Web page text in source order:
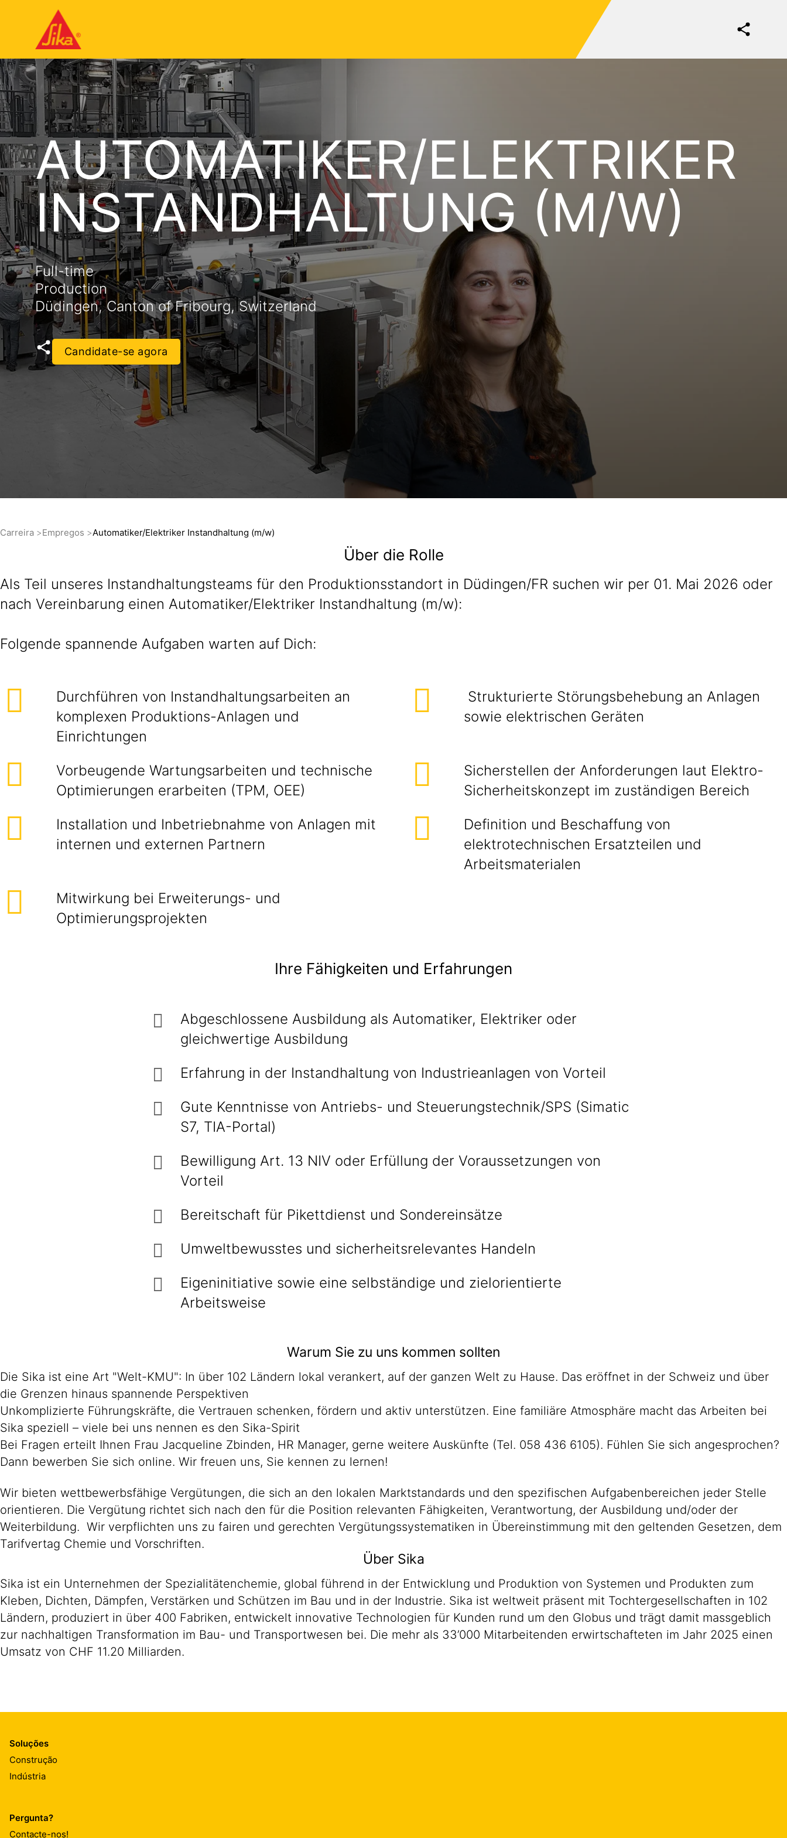
AUTOMATIKER/ELEKTRIKER
INSTANDHALTUNG (M/W)
Full-time
Production
Düdingen, Canton of Fribourg, Switzerland
Candidate-se agora
Carreira Empregos Automatiker/Elektriker Instandhaltung (m/w)
Über die Rolle
Als Teil unseres Instandhaltungsteams für den Produktionsstandort in Düdingen/FR suchen wir per 01. Mai 2026 oder
nach Vereinbarung einen Automatiker/Elektriker Instandhaltung (m/w):
Folgende spannende Aufgaben warten auf Dich:
Durchführen von Instandhaltungsarbeiten an
komplexen Produktions-Anlagen und
Einrichtungen
Strukturierte Störungsbehebung an Anlagen
sowie elektrischen Geräten
Vorbeugende Wartungsarbeiten und technische
Optimierungen erarbeiten (TPM, OEE)
Sicherstellen der Anforderungen laut Elektro-
Sicherheitskonzept im zuständigen Bereich
Installation und Inbetriebnahme von Anlagen mit
internen und externen Partnern
Definition und Beschaffung von
elektrotechnischen Ersatzteilen und
Arbeitsmaterialen
Mitwirkung bei Erweiterungs- und
Optimierungsprojekten
Ihre Fähigkeiten und Erfahrungen
Abgeschlossene Ausbildung als Automatiker, Elektriker oder
gleichwertige Ausbildung
Erfahrung in der Instandhaltung von Industrieanlagen von Vorteil
Gute Kenntnisse von Antriebs- und Steuerungstechnik/SPS (Simatic
S7, TIA-Portal)
Bewilligung Art. 13 NIV oder Erfüllung der Voraussetzungen von
Vorteil
Bereitschaft für Pikettdienst und Sondereinsätze
Umweltbewusstes und sicherheitsrelevantes Handeln
Eigeninitiative sowie eine selbständige und zielorientierte
Arbeitsweise
Warum Sie zu uns kommen sollten
Die Sika ist eine Art "Welt-KMU": In über 102 Ländern lokal verankert, auf der ganzen Welt zu Hause. Das eröffnet in der Schweiz und über
die Grenzen hinaus spannende Perspektiven
Unkomplizierte Führungskräfte, die Vertrauen schenken, fördern und aktiv unterstützen. Eine familiäre Atmosphäre macht das Arbeiten bei
Sika speziell – viele bei uns nennen es den Sika-Spirit
Bei Fragen erteilt Ihnen Frau Jacqueline Zbinden, HR Manager, gerne weitere Auskünfte (Tel. 058 436 6105). Fühlen Sie sich angesprochen?
Dann bewerben Sie sich online. Wir freuen uns, Sie kennen zu lernen!
Wir bieten wettbewerbsfähige Vergütungen, die sich an den lokalen Marktstandards und den spezifischen Aufgabenbereichen jeder Stelle
orientieren. Die Vergütung richtet sich nach den für die Position relevanten Fähigkeiten, Verantwortung, der Ausbildung und/oder der
Weiterbildung. Wir verpflichten uns zu fairen und gerechten Vergütungssystematiken in Übereinstimmung mit den geltenden Gesetzen, dem
Tarifvertag Chemie und Vorschriften.
Über Sika
Sika ist ein Unternehmen der Spezialitätenchemie, global führend in der Entwicklung und Produktion von Systemen und Produkten zum
Kleben, Dichten, Dämpfen, Verstärken und Schützen im Bau und in der Industrie. Sika ist weltweit präsent mit Tochtergesellschaften in 102
Ländern, produziert in über 400 Fabriken, entwickelt innovative Technologien für Kunden rund um den Globus und trägt damit massgeblich
zur nachhaltigen Transformation im Bau- und Transportwesen bei. Die mehr als 33’000 Mitarbeitenden erwirtschafteten im Jahr 2025 einen
Umsatz von CHF 11.20 Milliarden.
Soluções
Construção
Indústria
Pergunta?
Contacte-nos!